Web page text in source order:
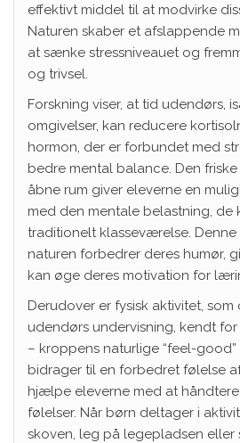
effektivt middel til at modvirke
Naturen skaber et afslappende
at sænke stressniveauet og
og trivsel.
Forskning viser, at tid udendørs,
omgivelser, kan reducere
hormon, der er forbundet med
bedre mental balance. Den
åbne rum giver eleverne en
med den mentale belastning, de
traditionelt klasseværelse.
naturen forbedrer deres humør,
kan øge deres motivation for
Derudover er fysisk aktivitet,
udendørs undervisning, kendt
– kroppens naturlige “feel-
bidrager til en forbedret følelse
hjælpe eleverne med at
følelser. Når børn deltager i
skoven, leg på legepladsen eller